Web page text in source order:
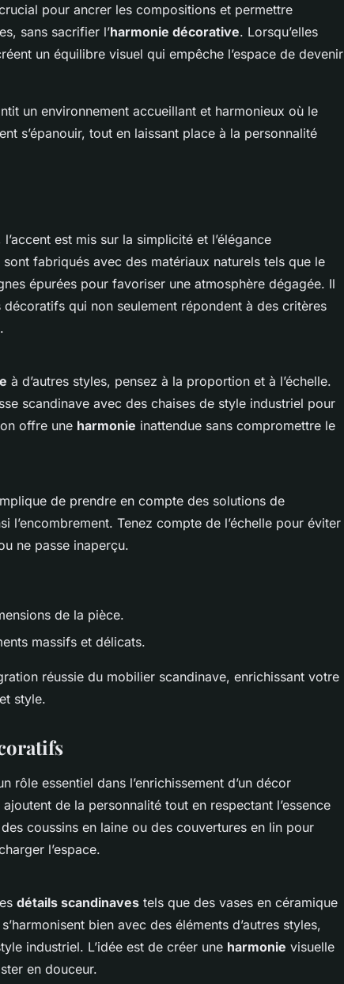
pour ancrer les compositions et permettre
sans sacrifier l’harmonie décorative. Lorsqu’elles
un équilibre visuel qui empêche l’espace de devenir
un environnement accueillant et harmonieux où le
s’épanouir, tout en laissant place à la personnalité
l’accent est mis sur la simplicité et l’élégance
fabriqués avec des matériaux naturels tels que le
épurées pour favoriser une atmosphère dégagée. Il
décoratifs qui non seulement répondent à des critères
à d’autres styles, pensez à la proportion et à l’échelle.
scandinave avec des chaises de style industriel pour
offre une harmonie inattendue sans compromettre le
de prendre en compte des solutions de
l’encombrement. Tenez compte de l’échelle pour éviter
ne passe inaperçu.
de la pièce.
massifs et délicats.
réussie du mobilier scandinave, enrichissant votre
style.
rôle essentiel dans l’enrichissement d’un décor
de la personnalité tout en respectant l’essence
coussins en laine ou des couvertures en lin pour
l’espace.
détails scandinaves tels que des vases en céramique
bien avec des éléments d’autres styles,
industriel. L’idée est de créer une harmonie visuelle
en douceur.